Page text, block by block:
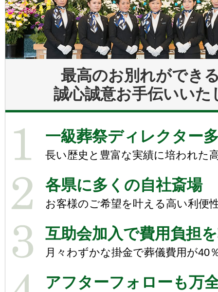
最高のお別れができ
誠心誠意お手伝いいた
一級葬祭ディレクター
長い歴史と豊富な実績に培われた
各県に多くの自社斎場
お客様のご希望を叶える高い利便
互助会加入で費用負担
月々わずかな掛金で葬儀費用が40
アフターフォローも万